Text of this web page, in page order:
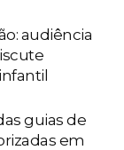
audiência
guias de
em